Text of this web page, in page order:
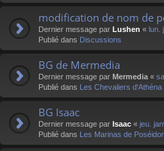
modification de nom de
Dernier message par Lushen « lun.
Publié dans Discussions
BG de Mermedia
Dernier message par Mermedia «
Publié dans Les Chevaliers d'Athéna
BG Isaac
Dernier message par Isaac « jeu.
Publié dans Les Marinas de